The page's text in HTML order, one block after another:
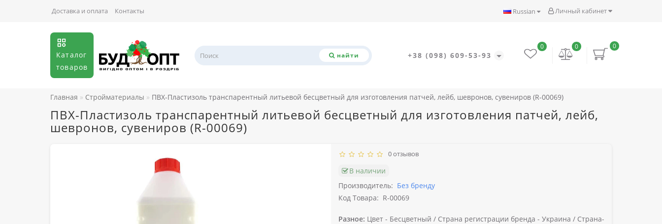
Личный кабинет
Russian
Доставка и оплата Контакты
Каталог
товаров
найти +38 (098) 609-53-93
0
0
0
Главная Стройматериалы ПВХ-Пластизоль транспарентный литьевой бесцветный для изготовления патчей, лейб, шевронов, сувениров (R-00069)
ПВХ-Пластизоль транспарентный литьевой бесцветный для изготовления патчей, лейб,
шевронов, сувениров (R-00069)
0 отзывов
В наличии
Производитель: Без бренду
Код Товара: R-00069
Разное: Цвет - Бесцветный / Страна регистрации бренда - Украина / Страна-